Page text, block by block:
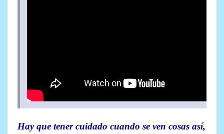
Hay que tener cuidado cuando se ven cosas así,